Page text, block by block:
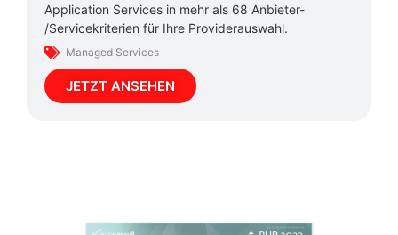
Application Services in mehr als 68 Anbieter-
/Servicekriterien für Ihre Providerauswahl.
Managed Services
JETZT ANSEHEN